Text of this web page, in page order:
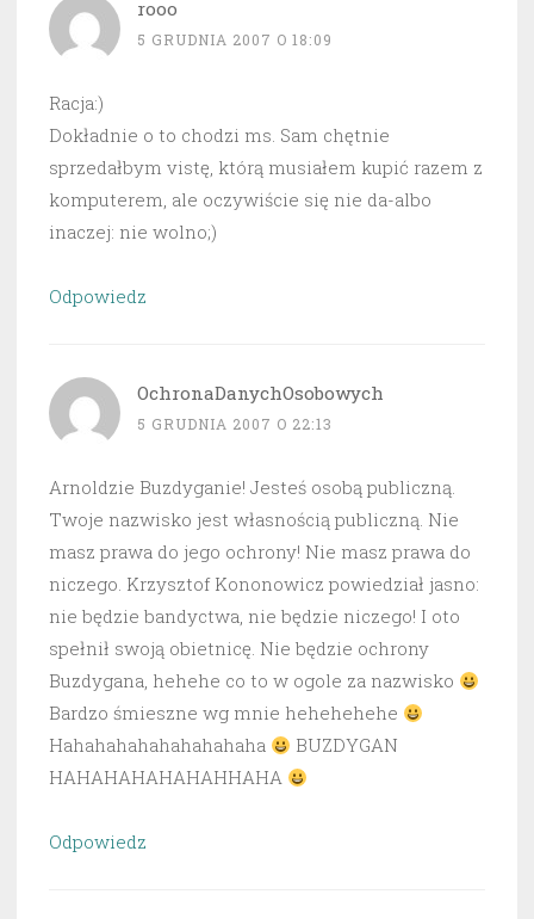
rooo
5 GRUDNIA 2007 O 18:09
Racja:)
Dokładnie o to chodzi ms. Sam chętnie
sprzedałbym vistę, którą musiałem kupić razem z
komputerem, ale oczywiście się nie da-albo
inaczej: nie wolno;)
Odpowiedz
OchronaDanychOsobowych
5 GRUDNIA 2007 O 22:13
Arnoldzie Buzdyganie! Jesteś osobą publiczną.
Twoje nazwisko jest własnością publiczną. Nie
masz prawa do jego ochrony! Nie masz prawa do
niczego. Krzysztof Kononowicz powiedział jasno:
nie będzie bandyctwa, nie będzie niczego! I oto
spełnił swoją obietnicę. Nie będzie ochrony
Buzdygana, hehehe co to w ogole za nazwisko
Bardzo śmieszne wg mnie hehehehehe
Hahahahahahahahahaha
BUZDYGAN
HAHAHAHAHAHAHHAHA
Odpowiedz